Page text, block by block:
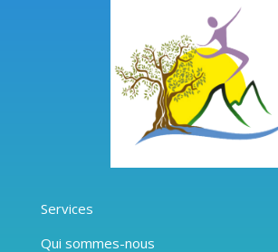
Services
Qui sommes-nous